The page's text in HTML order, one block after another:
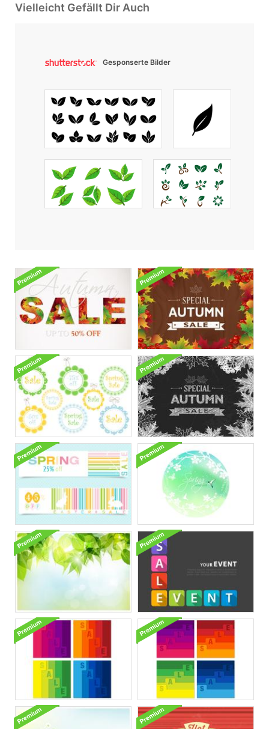
Vielleicht Gefällt Dir Auch
Gesponserte Bilder